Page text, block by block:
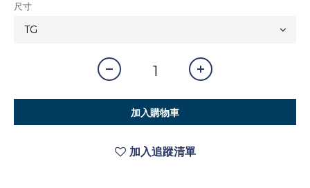
尺寸
加入購物車
加入追蹤清單